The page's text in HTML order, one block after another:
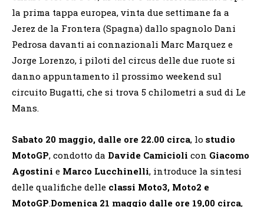
la prima tappa europea, vinta due settimane fa a
Jerez de la Frontera (Spagna) dallo spagnolo Dani
Pedrosa davanti ai connazionali Marc Marquez e
Jorge Lorenzo, i piloti del circus delle due ruote si
danno appuntamento il prossimo weekend sul
circuito Bugatti, che si trova 5 chilometri a sud di Le
Mans.
Sabato 20 maggio, dalle ore 22.00 circa, lo studio
MotoGP, condotto da Davide Camicioli con Giacomo
Agostini e Marco Lucchinelli, introduce la sintesi
delle qualifiche delle classi Moto3, Moto2 e
MotoGP.Domenica 21 maggio dalle ore 19,00 circa,